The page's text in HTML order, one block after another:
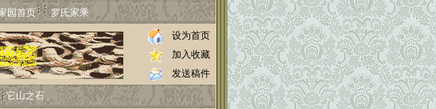
园首页 罗氏家乘
设为首页
加入收藏
发送稿件
它山之石